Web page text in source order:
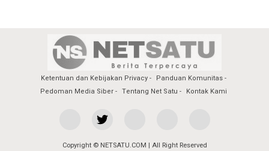
Ketentuan dan Kebijakan Privacy
Panduan Komunitas
Pedoman Media Siber
Tentang Net Satu Kontak Kami
Copyright © NETSATU.COM | All Right Reserved